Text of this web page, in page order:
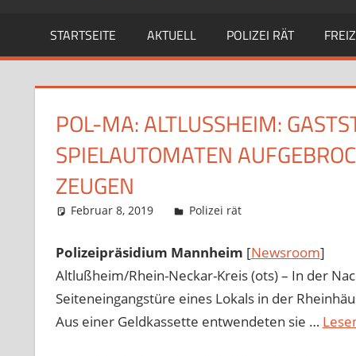
STARTSEITE AKTUELL POLIZEI RÄT
POL-MA: ALTLUSSHEIM:
PIELAUTOMATEN
EUGEN
Februar 8, 2019 Richard Uhl
Polizei rät
Polizeipräsidium Mannheim [Newsroom]
Altlußheim/Rhein-Neckar-Kreis (ots) – In der
Seiteneingangstüre eines Lokals in der
Aus einer Geldkassette entwendeten sie …